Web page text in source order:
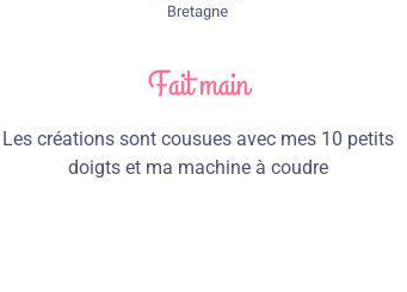
Fait main
Les créations sont cousues avec mes 10 petits
doigts et ma machine à coudre